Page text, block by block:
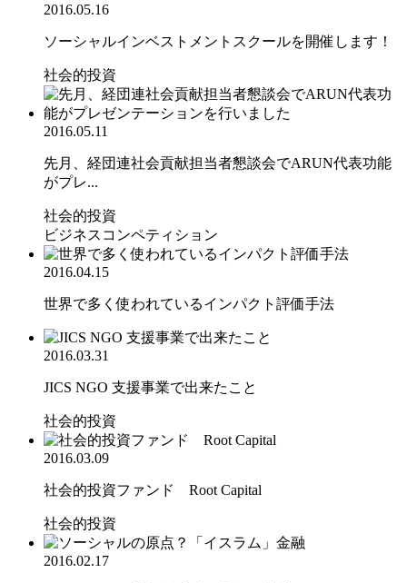
2016.05.16
ソーシャルインベストメントスクールを開催します！
社会的投資
2016.05.11
先月、経団連社会貢献担当者懇談会でARUN代表功能
がプレ...
社会的投資
ビジネスコンペティション
2016.04.15
世界で多く使われているインパクト評価手法
2016.03.31
JICS NGO 支援事業で出来たこと
社会的投資
2016.03.09
社会的投資ファンド Root Capital
社会的投資
2016.02.17